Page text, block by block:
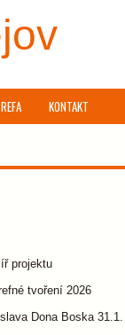
KONTAKT
projektu
tvoření 2026
Dona Boska 31.1.